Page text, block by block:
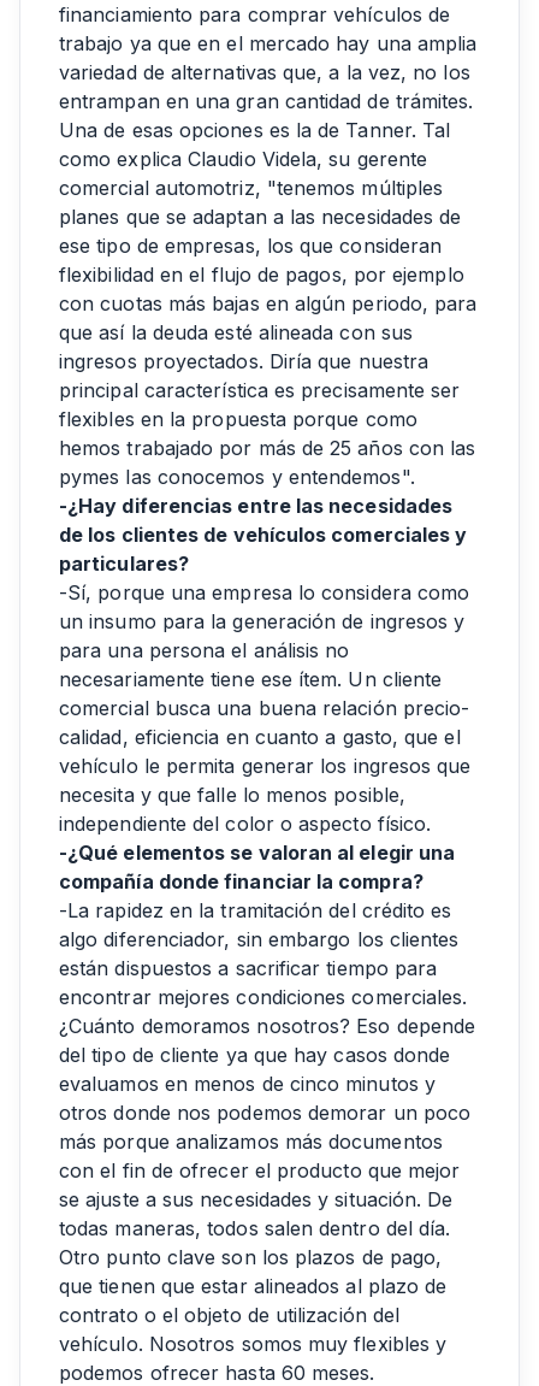
financiamiento para comprar vehículos de
trabajo ya que en el mercado hay una amplia
variedad de alternativas que, a la vez, no los
entrampan en una gran cantidad de trámites.
Una de esas opciones es la de Tanner. Tal
como explica Claudio Videla, su gerente
comercial automotriz, "tenemos múltiples
planes que se adaptan a las necesidades de
ese tipo de empresas, los que consideran
flexibilidad en el flujo de pagos, por ejemplo
con cuotas más bajas en algún periodo, para
que así la deuda esté alineada con sus
ingresos proyectados. Diría que nuestra
principal característica es precisamente ser
flexibles en la propuesta porque como
hemos trabajado por más de 25 años con las
pymes las conocemos y entendemos".
-¿Hay diferencias entre las necesidades
de los clientes de vehículos comerciales y
particulares?
-Sí, porque una empresa lo considera como
un insumo para la generación de ingresos y
para una persona el análisis no
necesariamente tiene ese ítem. Un cliente
comercial busca una buena relación precio-
calidad, eficiencia en cuanto a gasto, que el
vehículo le permita generar los ingresos que
necesita y que falle lo menos posible,
independiente del color o aspecto físico.
-¿Qué elementos se valoran al elegir una
compañía donde financiar la compra?
-La rapidez en la tramitación del crédito es
algo diferenciador, sin embargo los clientes
están dispuestos a sacrificar tiempo para
encontrar mejores condiciones comerciales.
¿Cuánto demoramos nosotros? Eso depende
del tipo de cliente ya que hay casos donde
evaluamos en menos de cinco minutos y
otros donde nos podemos demorar un poco
más porque analizamos más documentos
con el fin de ofrecer el producto que mejor
se ajuste a sus necesidades y situación. De
todas maneras, todos salen dentro del día.
Otro punto clave son los plazos de pago,
que tienen que estar alineados al plazo de
contrato o el objeto de utilización del
vehículo. Nosotros somos muy flexibles y
podemos ofrecer hasta 60 meses.